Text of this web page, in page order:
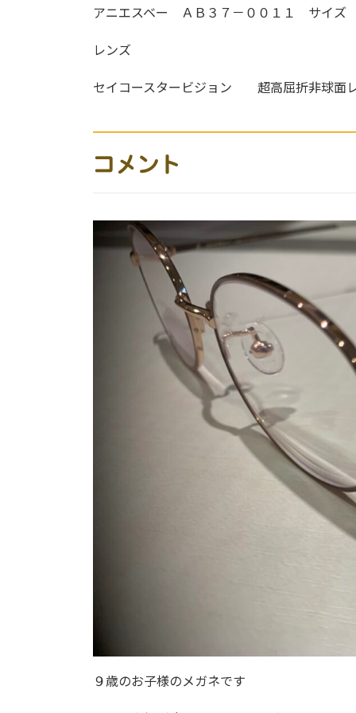
アニエスベー ＡＢ３７－００１１ サイ
レンズ
セイコースタービジョン 超高屈折非球面
コメント
９歳のお子様のメガネです